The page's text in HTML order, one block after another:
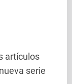
artículos
serie